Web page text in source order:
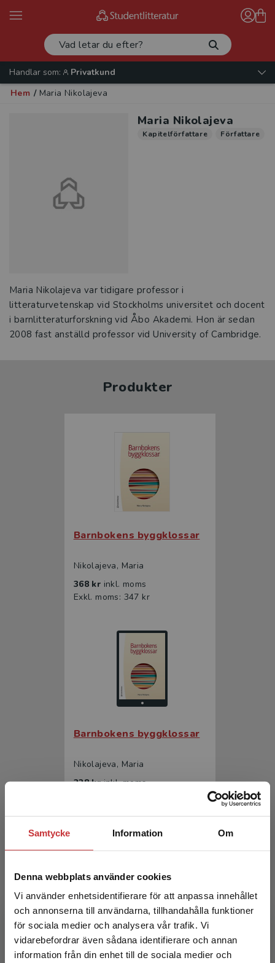
Samtycke Information Om
Denna webbplats använder cookies
Vi använder enhetsidentifierare för att anpassa innehållet
och annonserna till användarna, tillhandahålla funktioner
för sociala medier och analysera vår trafik. Vi
vidarebefordrar även sådana identifierare och annan
information från din enhet till de sociala medier och
Begränsad fraktregion
Handlar som:
Privatkund
Hem / Maria Nikolajeva
Maria Nikolajeva
Kapitelförfattare Författare
Maria Nikolajeva var tidigare professor i
litteraturvetenskap vid Stockholms universitet och docent
i barnlitteraturforskning vid Åbo Akademi. Hon är sedan
2008 fast anställd professor vid University of Cambridge.
Produkter
Barnbokens byggklossar
Nikolajeva, Maria
368 kr inkl. moms
Exkl. moms: 347 kr
Barnbokens byggklossar
Nikolajeva, Maria
228 krinkl. moms
Barnlitteraturanalyser